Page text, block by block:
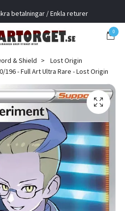
betalningar / Enkla returer
0
& Shield
Lost Origin
196 - Full Art Ultra Rare - Lost Origin